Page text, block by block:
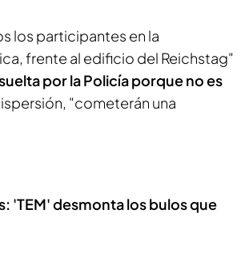
los participantes en la
frente al edificio del Reichstag"
por la Policía porque no es
"cometerán una
'TEM' desmonta los bulos que